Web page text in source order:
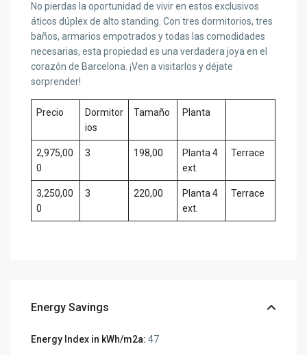
No pierdas la oportunidad de vivir en estos exclusivos
áticos dúplex de alto standing. Con tres dormitorios, tres
baños, armarios empotrados y todas las comodidades
necesarias, esta propiedad es una verdadera joya en el
corazón de Barcelona. ¡Ven a visitarlos y déjate
sorprender!
Precio
Dormitor
ios
Tamaño Planta
2,975,00
0
3 198,00
Planta 4
ext.
Terrace
3,250,00
0
3 220,00
Planta 4
ext.
Terrace
Energy Savings
Energy Index in kWh/m2a: 47